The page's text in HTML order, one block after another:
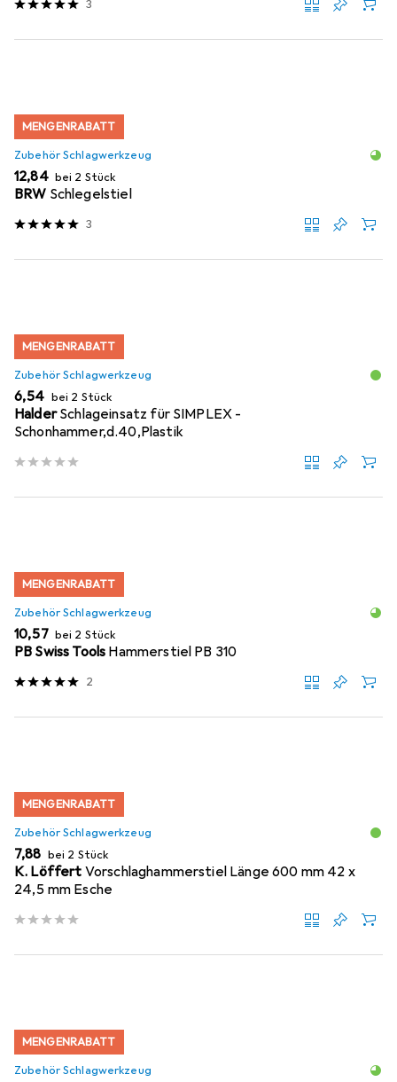
3
MENGENRABATT
Zubehör Schlagwerkzeug
EUR
12,84 bei 2 Stück
BRW Schlegelstiel
3
MENGENRABATT
Zubehör Schlagwerkzeug
EUR
6,54 bei 2 Stück
Halder Schlageinsatz für SIMPLEX -
Schonhammer,d.40,Plastik
MENGENRABATT
Zubehör Schlagwerkzeug
EUR
10,57 bei 2 Stück
PB Swiss Tools Hammerstiel PB 310
2
MENGENRABATT
Zubehör Schlagwerkzeug
EUR
7,88 bei 2 Stück
K. Löffert Vorschlaghammerstiel Länge 600 mm 42 x
24,5 mm Esche
MENGENRABATT
Zubehör Schlagwerkzeug